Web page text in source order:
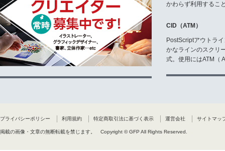
かわらず利用するこ
CID（ATM）
PostScriptアウトラ
かなラインのスクリ
式。使用にはATM（
プライバシーポリシー 利用規約 特定商取引法に基づく表示 運営会社 サイトマッ
掲載の画像・文章の無断転載を禁じます。 Copyright © GFP All Rights Reserved.